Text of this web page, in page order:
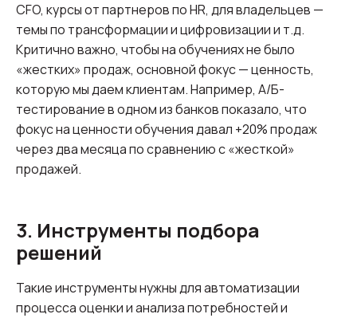
CFO, курсы от партнеров по HR, для владельцев —
темы по трансформации и цифровизации и т.д.
Критично важно, чтобы на обучениях не было
«жестких» продаж, основной фокус — ценность,
которую мы даем клиентам. Например, А/Б-
тестирование в одном из банков показало, что
фокус на ценности обучения давал +20% продаж
через два месяца по сравнению с «жесткой»
продажей.
3. Инструменты подбора
решений
Такие инструменты нужны для автоматизации
процесса оценки и анализа потребностей и